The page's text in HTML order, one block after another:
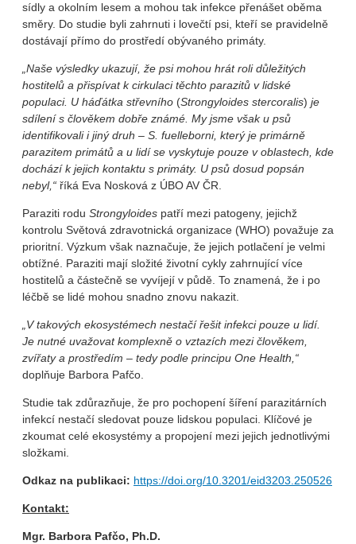
sídly a okolním lesem a mohou tak infekce přenášet oběma
směry. Do studie byli zahrnuti i lovečtí psi, kteří se pravidelně
dostávají přímo do prostředí obývaného primáty.
„Naše výsledky ukazují, že psi mohou hrát roli důležitých
hostitelů a přispívat k cirkulaci těchto parazitů v lidské
populaci. U háďátka střevního (Strongyloides stercoralis) je
sdílení s člověkem dobře známé. My jsme však u psů
identifikovali i jiný druh – S. fuelleborni, který je primárně
parazitem primátů a u lidí se vyskytuje pouze v oblastech, kde
dochází k jejich kontaktu s primáty. U psů dosud popsán
nebyl,“ říká Eva Nosková z ÚBO AV ČR.
Paraziti rodu Strongyloides patří mezi patogeny, jejichž
kontrolu Světová zdravotnická organizace (WHO) považuje za
prioritní. Výzkum však naznačuje, že jejich potlačení je velmi
obtížné. Paraziti mají složité životní cykly zahrnující více
hostitelů a částečně se vyvíjejí v půdě. To znamená, že i po
léčbě se lidé mohou snadno znovu nakazit.
„V takových ekosystémech nestačí řešit infekci pouze u lidí.
Je nutné uvažovat komplexně o vztazích mezi člověkem,
zvířaty a prostředím – tedy podle principu One Health,“
doplňuje Barbora Pafčo.
Studie tak zdůrazňuje, že pro pochopení šíření parazitárních
infekcí nestačí sledovat pouze lidskou populaci. Klíčové je
zkoumat celé ekosystémy a propojení mezi jejich jednotlivými
složkami.
Odkaz na publikaci: https://doi.org/10.3201/eid3203.250526
Kontakt:
Mgr. Barbora Pafčo, Ph.D.